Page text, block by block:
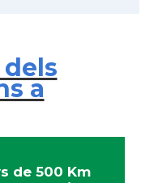
a
de 500 Km